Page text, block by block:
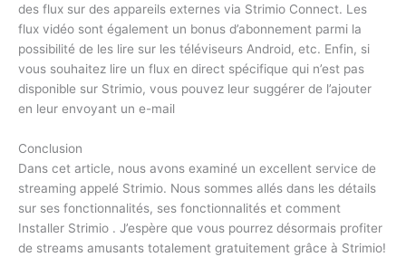
des flux sur des appareils externes via Strimio Connect. Les
flux vidéo sont également un bonus d’abonnement parmi la
possibilité de les lire sur les téléviseurs Android, etc. Enfin, si
vous souhaitez lire un flux en direct spécifique qui n’est pas
disponible sur Strimio, vous pouvez leur suggérer de l’ajouter
en leur envoyant un e-mail
Conclusion
Dans cet article, nous avons examiné un excellent service de
streaming appelé Strimio. Nous sommes allés dans les détails
sur ses fonctionnalités, ses fonctionnalités et comment
Installer Strimio . J’espère que vous pourrez désormais profiter
de streams amusants totalement gratuitement grâce à Strimio!